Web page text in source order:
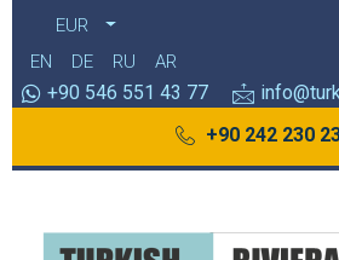
EUR
EN
DE RU AR
+90 546 551 43 77
+90 242 230